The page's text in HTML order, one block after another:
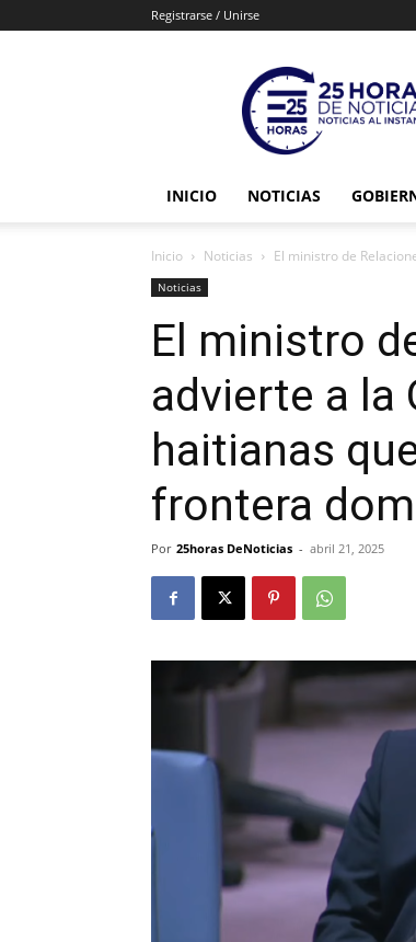
Registrarse / Unirse
INICIO NOTICIAS
Inicio Noticias El ministro de
Noticias
El ministro
advierte a la
haitianas
frontera
Por 25horas DeNoticias - abril 21, 2025